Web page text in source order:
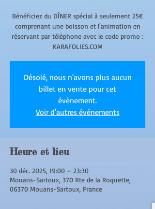
Bénéficiez du DÎNER spécial à seulement 25€
comprenant une boisson et l'animation en
réservant par téléphone avec le code promo :
KARAFOLIES.COM
Désolé, nous n'avons plus aucun
billet en vente pour cet
évènement.
Voir d'autres événements
Heure et lieu
30 déc. 2025, 19:00 – 23:30
Mouans-Sartoux, 370 Rte de la Roquette,
06370 Mouans-Sartoux, France